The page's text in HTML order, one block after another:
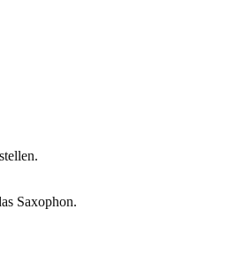
Saxophon.